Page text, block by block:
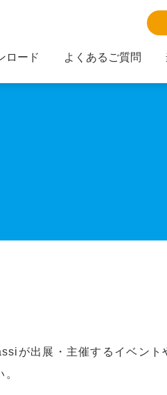
ロード よくあるご質問
が出展・主催するイベント